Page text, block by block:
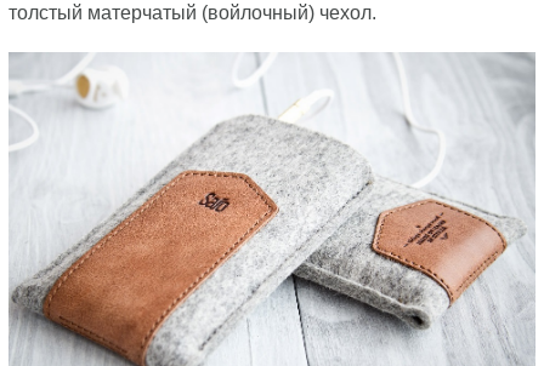
толстый матерчатый (войлочный) чехол.